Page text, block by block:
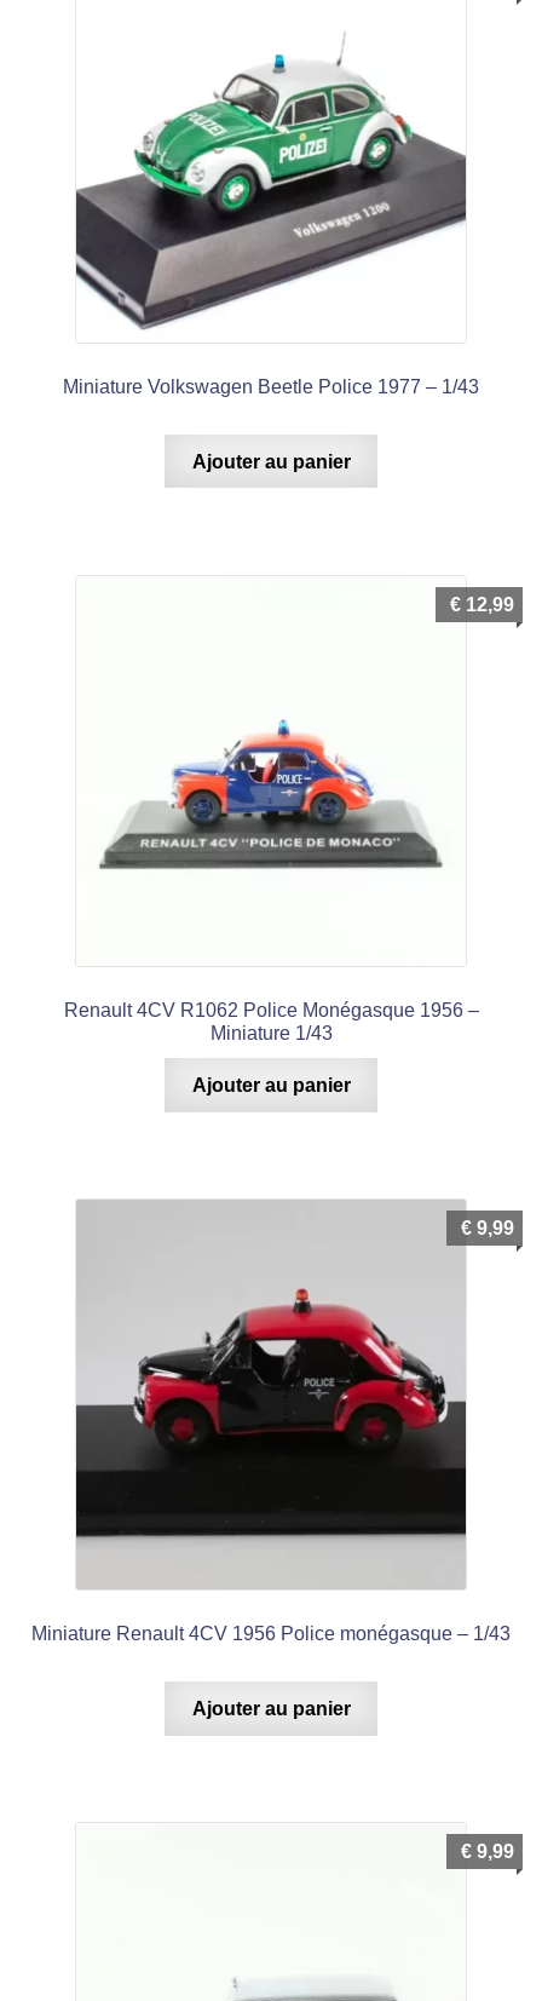
Miniature Volkswagen Beetle Police 1977 – 1/43
Ajouter au panier
Renault 4CV R1062 Police Monégasque 1956 –
Miniature 1/43
€ 12,99
Ajouter au panier
Miniature Renault 4CV 1956 Police monégasque – 1/43
€ 9,99
Ajouter au panier
€ 9,99